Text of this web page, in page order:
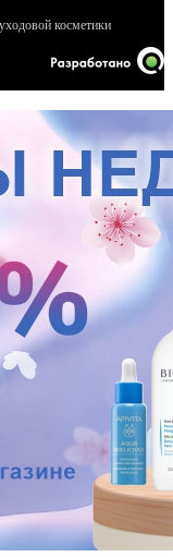
косметики